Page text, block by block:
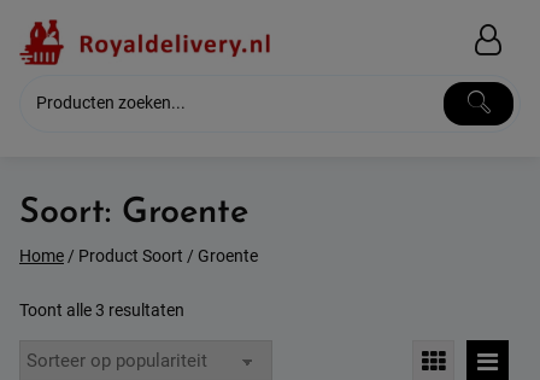
content
Soort: Groente
Home/ Product Soort / Groente
Toont alle 3 resultaten
populariteit